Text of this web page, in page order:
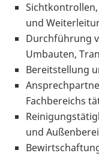
und
Durchführung
Umbauten,
Bereitstellung
Fachbereichs
und